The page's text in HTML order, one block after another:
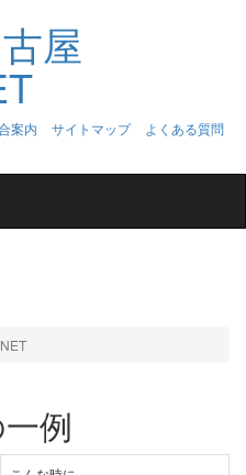
案内 サイトマップ
よくある質問
例